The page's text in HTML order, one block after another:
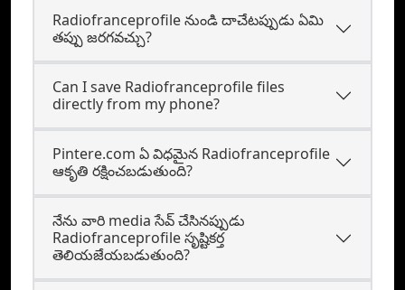
Radiofranceprofile నుండి దాచేటప్పుడు ఏమి
తప్పు జరగవచ్చు?
Can I save Radiofranceprofile files
directly from my phone?
Pintere.com ఏ విధమైన Radiofranceprofile
ఆకృతి రక్షించబడుతుంది?
నేను వారి media సేవ్ చేసినప్పుడు
Radiofranceprofile సృష్టికర్త
తెలియజేయబడుతుంది?